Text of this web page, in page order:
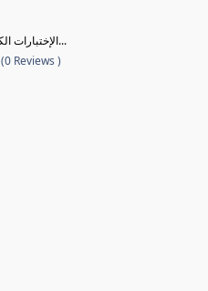
الإختبارات الكيميائية للأدلة ا...
(0 Reviews )